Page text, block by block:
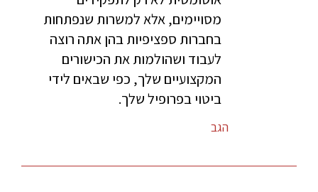
מסויימים, אלא למשרות שנפתחות
בחברות ספציפיות בהן אתה רוצה
לעבוד ושהולמות את הכישורים
המקצועיים שלך, כפי שבאים לידי
ביטוי בפרופיל שלך.
הגב